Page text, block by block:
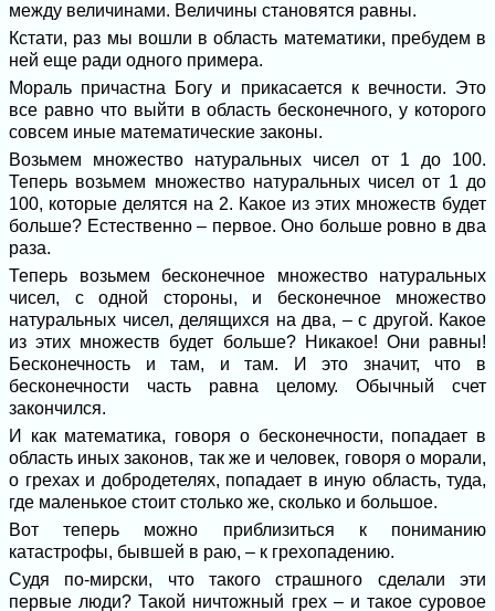
между величинами. Величины становятся равны.
Кстати, раз мы вошли в область математики, пребудем в
ней еще ради одного примера.
Мораль причастна Богу и прикасается к вечности. Это
все равно что выйти в область бесконечного, у которого
совсем иные математические законы.
Возьмем множество натуральных чисел от 1 до 100.
Теперь возьмем множество натуральных чисел от 1 до
100, которые делятся на 2. Какое из этих множеств будет
больше? Естественно – первое. Оно больше ровно в два
раза.
Теперь возьмем бесконечное множество натуральных
чисел, с одной стороны, и бесконечное множество
натуральных чисел, делящихся на два, – с другой. Какое
из этих множеств будет больше? Никакое! Они равны!
Бесконечность и там, и там. И это значит, что в
бесконечности часть равна целому. Обычный счет
закончился.
И как математика, говоря о бесконечности, попадает в
область иных законов, так же и человек, говоря о морали,
о грехах и добродетелях, попадает в иную область, туда,
где маленькое стоит столько же, сколько и большое.
Вот теперь можно приблизиться к пониманию
катастрофы, бывшей в раю, – к грехопадению.
Судя по-мирски, что такого страшного сделали эти
первые люди? Такой ничтожный грех – и такое суровое